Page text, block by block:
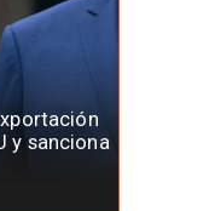
y sanciona